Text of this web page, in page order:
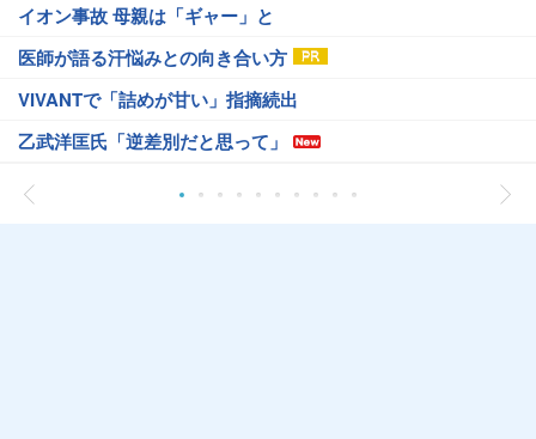
イオン事故 母親は「ギャー」と
医師が語る汗悩みとの向き合い方
VIVANTで「詰めが甘い」指摘続出
乙武洋匡氏「逆差別だと思って」